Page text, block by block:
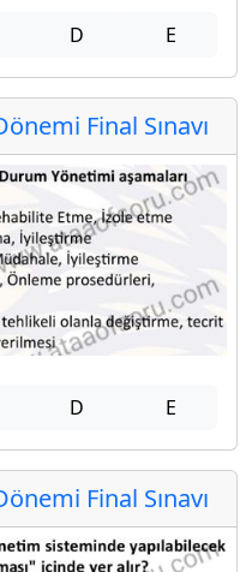
D E
Final Sınavı
D E
Final Sınavı